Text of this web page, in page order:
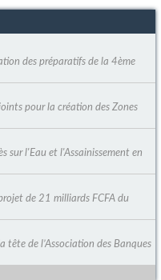
des préparatifs de la 4ème
pour la création des Zones
sur l'Eau et l'Assainissement en
de 21 milliards FCFA du
tête de l’Association des Banques